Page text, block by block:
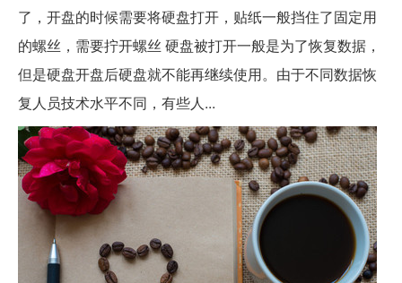
了，开盘的时候需要将硬盘打开，贴纸一般挡住了固定用
的螺丝，需要拧开螺丝 硬盘被打开一般是为了恢复数据，
但是硬盘开盘后硬盘就不能再继续使用。由于不同数据恢
复人员技术水平不同，有些人...